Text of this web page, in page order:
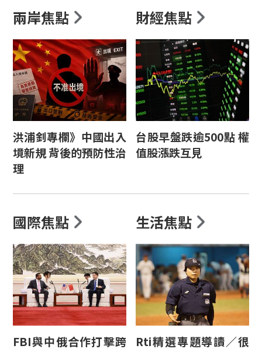
兩岸焦點
洪浦釗專欄》中國出入
境新規 背後的預防性治
理
財經焦點
台股早盤跌逾500點 權
值股漲跌互見
國際焦點
FBI與中俄合作打擊跨
生活焦點
Rti精選專題導讀／很